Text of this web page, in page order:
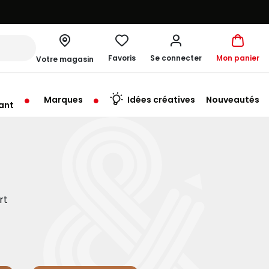
Votre magasin
Lundi à 10:00
Favoris Se connecter Mon panier
Marques Idées créatives Nouveautés